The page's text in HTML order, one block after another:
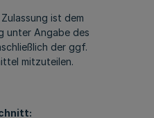
ist dem
unter Angabe des
der ggf.
mitzuteilen.